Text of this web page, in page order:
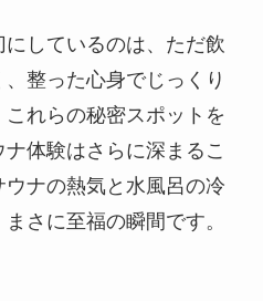
しているのは、ただ飲
整った心身でじっくり
れらの秘密スポットを
体験はさらに深まるこ
ナの熱気と水風呂の冷
さに至福の瞬間です。